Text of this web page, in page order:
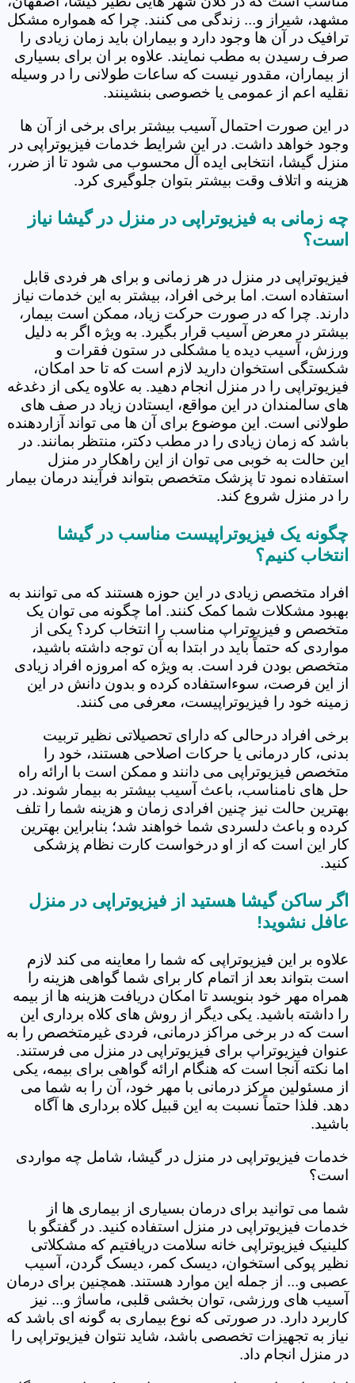
مشهد، شیراز و... زندگی می کنند. چرا که همواره مشکل
ترافیک در آن ها وجود دارد و بیماران باید زمان زیادی را
صرف رسیدن به مطب نمایند. علاوه بر ان برای بسیاری
از بیماران، مقدور نیست که ساعات طولانی را در وسیله
نقلیه اعم از عمومی یا خصوصی بنشینند.
در این صورت احتمال آسیب بیشتر برای برخی از آن ها
وجود خواهد داشت. در این شرایط خدمات فیزیوتراپی در
منزل گیشا، انتخابی ایده آل محسوب می شود تا از ضرر،
هزینه و اتلاف وقت بیشتر بتوان جلوگیری کرد.
چه زمانی به فیزیوتراپی در منزل در گیشا نیاز
است؟
فیزیوتراپی در منزل در هر زمانی و برای هر فردی قابل
استفاده است. اما برخی افراد، بیشتر به این خدمات نیاز
دارند. چرا که در صورت حرکت زیاد، ممکن است بیمار،
بیشتر در معرض آسیب قرار بگیرد. به ویژه اگر به دلیل
ورزش، آسیب دیده یا مشکلی در ستون فقرات و
شکستگی استخوان دارید لازم است که تا حد امکان،
فیزیوتراپی را در منزل انجام دهید. به علاوه یکی از دغدغه
های سالمندان در این مواقع، ایستادن زیاد در صف های
طولانی است. این موضوع برای آن ها می تواند آزاردهنده
باشد که زمان زیادی را در مطب دکتر، منتظر بمانند. در
این حالت به خوبی می توان از این راهکار در منزل
استفاده نمود تا پزشک متخصص بتواند فرآیند درمان بیمار
را در منزل شروع کند.
چگونه یک فیزیوتراپیست مناسب در گیشا
انتخاب کنیم؟
افراد متخصص زیادی در این حوزه هستند که می توانند به
بهبود مشکلات شما کمک کنند. اما چگونه می توان یک
متخصص و فیزیوتراپ مناسب را انتخاب کرد؟ یکی از
مواردی که حتماً باید در ابتدا به آن توجه داشته باشید،
متخصص بودن فرد است. به ویژه که امروزه افراد زیادی
از این فرصت، سوءاستفاده کرده و بدون دانش در این
زمینه خود را فیزیوتراپیست، معرفی می کنند.
برخی افراد درحالی که دارای تحصیلاتی نظیر تربیت
بدنی، کار درمانی یا حرکات اصلاحی هستند، خود را
متخصص فیزیوتراپی می دانند و ممکن است با ارائه راه
حل های نامناسب، باعث آسیب بیشتر به بیمار شوند. در
بهترین حالت نیز چنین افرادی زمان و هزینه شما را تلف
کرده و باعث دلسردی شما خواهند شد؛ بنابراین بهترین
کار این است که از او درخواست کارت نظام پزشکی
کنید.
اگر ساکن گیشا هستید از فیزیوتراپی در منزل
عافل نشوید!
علاوه بر این فیزیوتراپی که شما را معاینه می کند لازم
است بتواند بعد از اتمام کار برای شما گواهی هزینه را
همراه مهر خود بنویسد تا امکان دریافت هزینه ها از بیمه
را داشته باشید. یکی دیگر از روش های کلاه برداری این
است که در برخی مراکز درمانی، فردی غیرمتخصص را به
عنوان فیزیوتراپ برای فیزیوتراپی در منزل می فرستند.
اما نکته آنجا است که هنگام ارائه گواهی برای بیمه، یکی
از مسئولین مرکز درمانی با مهر خود، آن را به شما می
دهد. فلذا حتماً نسبت به این قبیل کلاه برداری ها آگاه
باشید.
خدمات فیزیوتراپی در منزل در گیشا، شامل چه مواردی
است؟
شما می توانید برای درمان بسیاری از بیماری ها از
خدمات فیزیوتراپی در منزل استفاده کنید. در گفتگو با
کلینیک فیزیوتراپی خانه سلامت دریافتیم که مشکلاتی
نظیر پوکی استخوان، دیسک کمر، دیسک گردن، آسیب
عصبی و... از جمله این موارد هستند. همچنین برای درمان
آسیب های ورزشی، توان بخشی قلبی، ماساژ و... نیز
کاربرد دارد. در صورتی که نوع بیماری به گونه ای باشد که
نیاز به تجهیزات تخصصی باشد، شاید نتوان فیزیوتراپی را
در منزل انجام داد.